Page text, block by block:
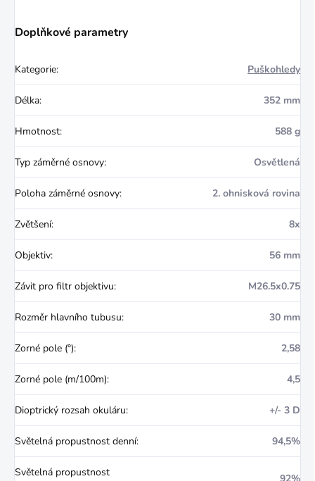
Doplňkové parametry
Kategorie: Puškohledy
Délka: 352 mm
Hmotnost: 588 g
Typ záměrné osnovy: Osvětlená
Poloha záměrné osnovy: 2. ohnisková rovina
Zvětšení: 8x
Objektiv: 56 mm
Závit pro filtr objektivu: M26.5x0.75
Rozměr hlavního tubusu: 30 mm
Zorné pole (°): 2,58
Zorné pole (m/100m): 4,5
Dioptrický rozsah okuláru: +/- 3 D
Světelná propustnost denní: 94,5%
Světelná propustnost